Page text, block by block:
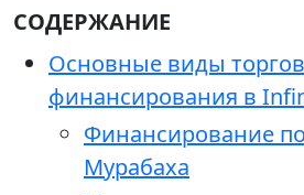
СОДЕРЖАНИЕ
Основные виды
финансирования в
Финансирование
Мурабаха